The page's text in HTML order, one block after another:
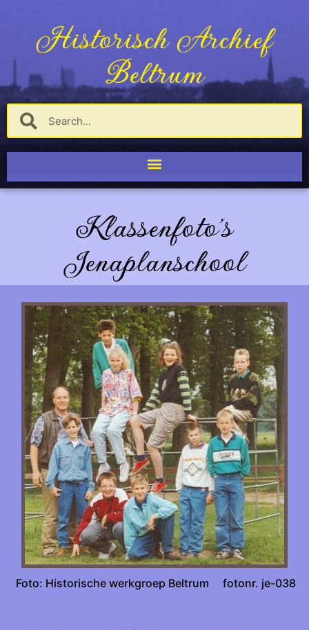
Historisch Archief
Beltrum
Klassenfoto's
Jenaplanschool
Foto: Historische werkgroep Beltrum fotonr. je-038